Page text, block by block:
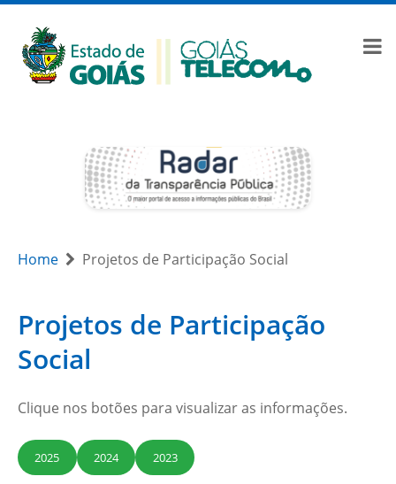
Home Projetos de Participação Social
Projetos de Participação
Social
Clique nos botões para visualizar as informações.
2025 2024 2023